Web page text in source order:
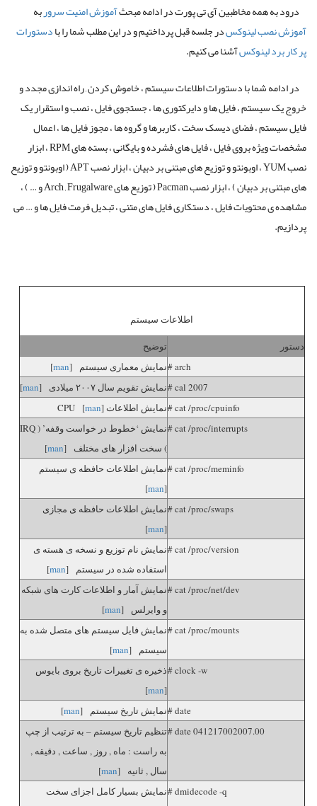
درود به همه مخاطبین آی تی پورت در ادامه مبحثآموزش امنیت سروربه
آموزش نصب لینوکسدر جلسه قبل پرداختیم و در این مطلب شما را بادستورات
پر کار برد لینوکسآشنا می کنیم.
در ادامه شما با دستورات اطلاعات سیستم ، خاموش کردن , راه اندازی مجدد و
خروج یک سیستم ، فایل ها و دایرکتوری ها ، جستجوی فایل ، نصب و استقرار یک
فایل سیستم ، فضای دیسک سخت ، کاربرها و گروه ها ، مجوز فایل ها ، اعمال
مشخصات ویژه بروی فایل ، فایل های فشرده و بایگانی ، بسته های RPM ، ابزار
نصب YUM ، اوبونتو و توزیع های مبتنی بر دبیان ، ابزار نصب APT ( اوبونتو و توزیع
های مبتنی بر دبیان ) ، ابزار نصب Pacman ( توزیع های Arch , Frugalware و … ) ،
مشاهده ی محتویات فایل ، دستکاری فایل های متنی ، تبدیل فرمت فایل ها و … می
پردازیم.
اطلاعات سیستم
دستور
توضیح
# archنمایش معماری سیستم [man
]
# cal 2007نمایش تقویم سال ۲۰۰۷ میلادی [ man
]
# cat /proc/cpuinfoنمایش اطلاعات CPU [ man]
# cat /proc/interrupts
نمایش ‘خطوط در خواست وقفه’ ( IRQ
) سخت افزار های مختلف [man
]
# cat /proc/meminfoنمایش اطلاعات حافظه ی سیستم
[
man
]
# cat /proc/swapsنمایش اطلاعات حافظه ی مجازی
[
man
]
# cat /proc/versionنمایش نام توزیع و نسخه ی هسته ی
استفاده شده در سیستم [man
]
# cat /proc/net/devنمایش آمار و اطلاعات کارت های شبکه
و وایرلس [man
]
# cat /proc/mountsنمایش فایل سیستم های متصل شده به
سیستم [man
]
# clock -wذخیره ی تغییرات تاریخ بروی بایوس
[
man
]
# dateنمایش تاریخ سیستم [man
]
# date 041217002007.00تنظیم تاریخ سیستم – به ترتیب از چپ
به راست : ماه , روز , ساعت , دقیقه ,
سال , ثانیه [man
]
# dmidecode -qنمایش بسیار کامل اجزای سخت